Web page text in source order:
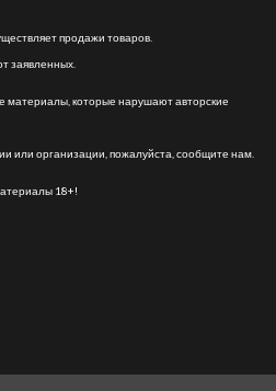
продажи товаров.
заявленных.
которые нарушают авторские
или организации, пожалуйста, сообщите нам.
18+!